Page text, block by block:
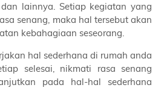
lainnya. Setiap kegiatan yang
senang, maka hal tersebut akan
kebahagiaan seseorang.
hal sederhana di rumah anda
selesai, nikmati rasa senang
pada hal-hal sederhana